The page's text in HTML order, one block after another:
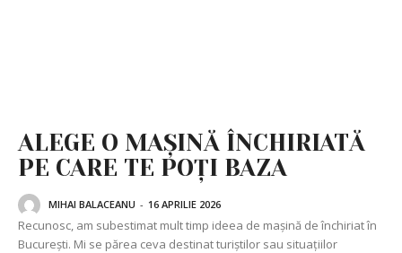
ALEGE O MAȘINĂ ÎNCHIRIATĂ
PE CARE TE POȚI BAZA
MIHAI BALACEANU - 16 APRILIE 2026
Recunosc, am subestimat mult timp ideea de mașină de închiriat în
București. Mi se părea ceva destinat turiștilor sau situațiilor